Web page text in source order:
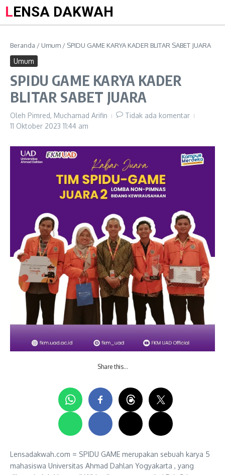
LENSA DAKWAH
Beranda / Umum / SPIDU GAME KARYA KADER BLITAR SABET JUARA
Umum
SPIDU GAME KARYA KADER
BLITAR SABET JUARA
Oleh Pimred, Muchamad Arifin
Tidak ada komentar
11 Oktober 2023 11:44 am
Share this…
Lensadakwah.com = SPIDU GAME merupakan sebuah karya 5
mahasiswa Universitas Ahmad Dahlan Yogyakarta , yang